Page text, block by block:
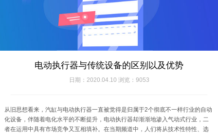
电动执行器与传统设备的区别以及优势
日期：2020.04.10 浏览：9053
从旧思想看来，汽缸与电动执行器一直被觉得是归属于2个彻底不一样行业的自动
化设备，伴随着电化水平的不断提升，电动执行器却渐渐地渗入气动式行业，二
者在运用中具有市场竞争又互相填补。在当期频道中，人们将从技术性特性、选